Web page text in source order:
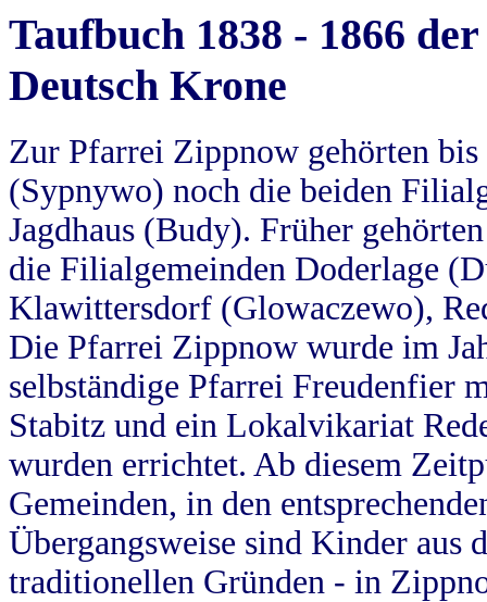
Taufbuch 1838 - 1866
Deutsch Krone
Zur Pfarrei Zippnow gehörten
(Sypnywo) noch die beiden
Jagdhaus (Budy). Früher
die Filialgemeinden Doderlage
Klawittersdorf (Glowaczewo),
Die Pfarrei Zippnow wurde im
selbständige Pfarrei Freudenfier
Stabitz und ein Lokalvikariat
wurden errichtet. Ab diesem
Gemeinden, in den
Übergangsweise sind Kinder aus
traditionellen Gründen - in